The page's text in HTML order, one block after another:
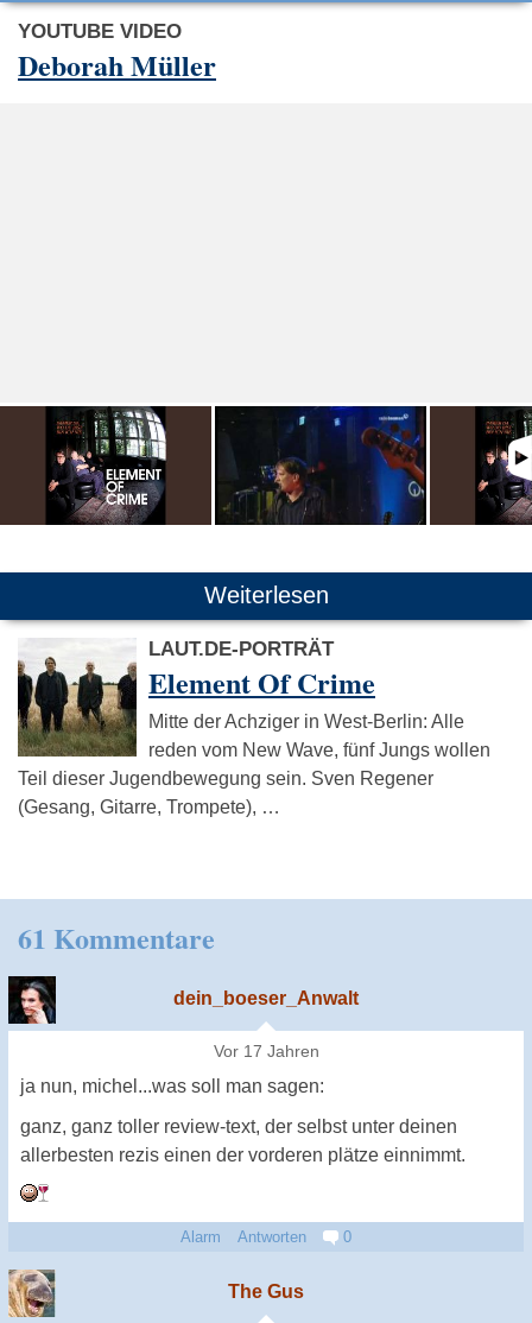
YOUTUBE VIDEO
Deborah Müller
Weiterlesen
LAUT.DE-PORTRÄT
Element Of Crime
Mitte der Achziger in West-Berlin: Alle
reden vom New Wave, fünf Jungs wollen
Teil dieser Jugendbewegung sein. Sven Regener
(Gesang, Gitarre, Trompete), …
61 Kommentare
dein_boeser_Anwalt
Vor 17 Jahren
ja nun, michel...was soll man sagen:
ganz, ganz toller review-text, der selbst unter deinen
allerbesten rezis einen der vorderen plätze einnimmt.
Alarm Antworten 0
The Gus